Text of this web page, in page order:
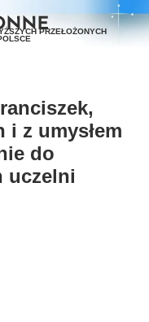
i z umysłem
do
uczelni